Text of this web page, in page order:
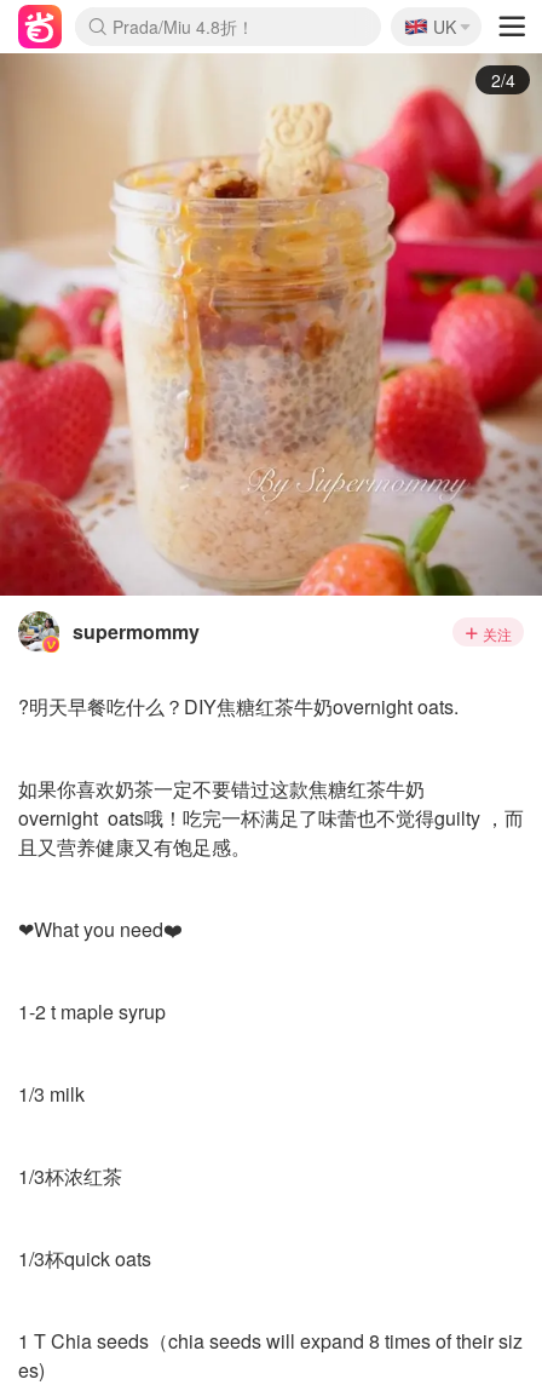
Prada/Miu 4.8折！
🇬🇧
UK
3/4
supermommy 关注
?明天早餐吃什么？DIY焦糖红茶牛奶overnight oats.
如果你喜欢奶茶一定不要错过这款焦糖红茶牛奶
overnight oats哦！吃完一杯满足了味蕾也不觉得guilty ，而
且又营养健康又有饱足感。
❤What you need❤️
1-2 t maple syrup
1/3 milk
1/3杯浓红茶
1/3杯quick oats
1 T Chia seeds（chia seeds will expand 8 times of their siz
es)